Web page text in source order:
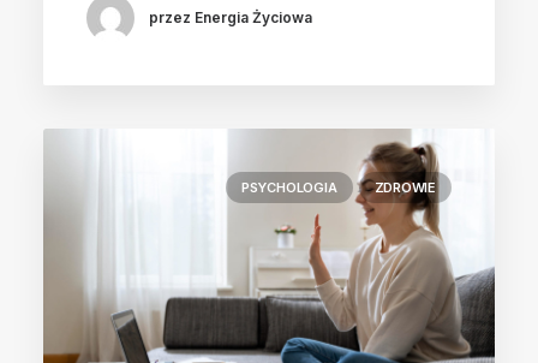
przez Energia Życiowa
PSYCHOLOGIA ZDROWIE